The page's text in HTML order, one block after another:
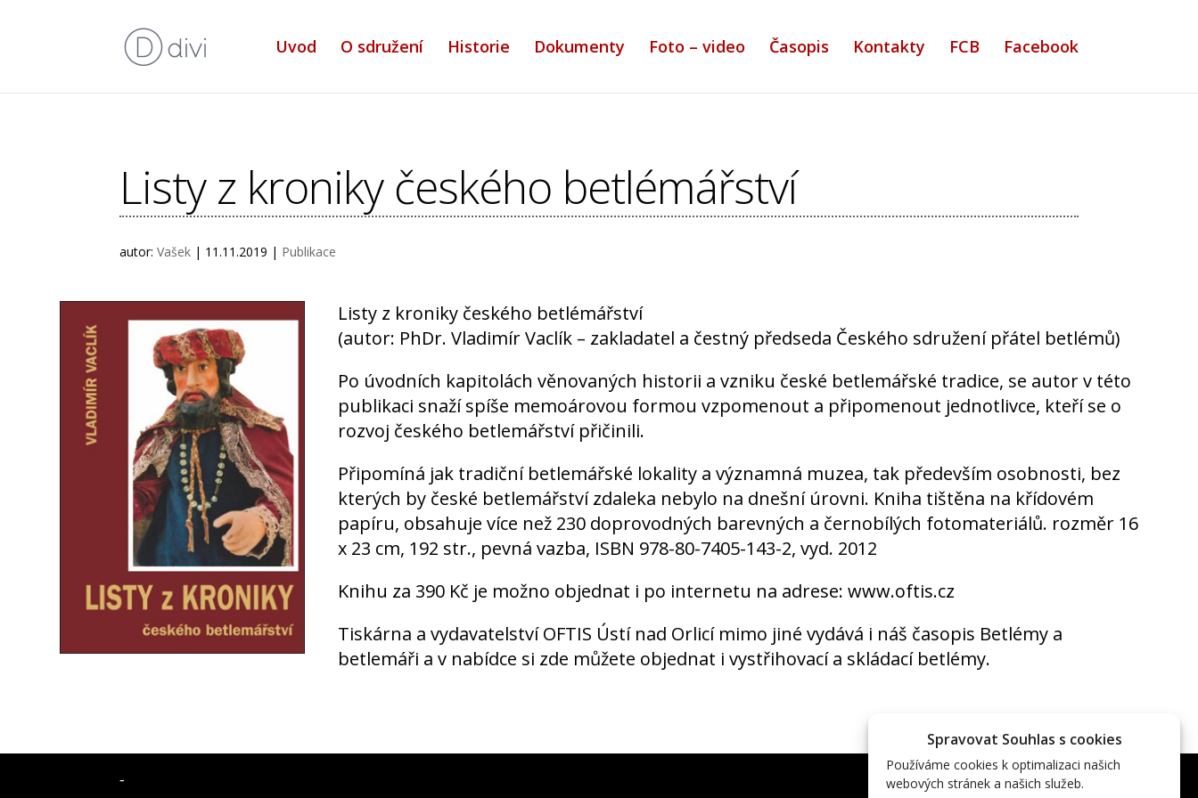
Spravovat Souhlas s cookies
Používáme cookies k optimalizaci našich
webových stránek a našich služeb.
Uvod O sdružení Historie Dokumenty Foto – video Časopis Kontakty FCB Facebook
Listy z kroniky českého betlémářství
autor:Vašek | 11.11.2019 | Publikace
Listy z kroniky českého betlémářství
(autor: PhDr. Vladimír Vaclík – zakladatel a čestný předseda Českého sdružení přátel betlémů)
Po úvodních kapitolách věnovaných historii a vzniku české betlemářské tradice, se autor v této
publikaci snaží spíše memoárovou formou vzpomenout a připomenout jednotlivce, kteří se o
rozvoj českého betlemářství přičinili.
Připomíná jak tradiční betlemářské lokality a významná muzea, tak především osobnosti, bez
kterých by české betlemářství zdaleka nebylo na dnešní úrovni. Kniha tištěna na křídovém
papíru, obsahuje více než 230 doprovodných barevných a černobílých fotomateriálů. rozměr 16
x 23 cm, 192 str., pevná vazba, ISBN 978-80-7405-143-2, vyd. 2012
Knihu za 390 Kč je možno objednat i po internetu na adrese: www.oftis.cz
Tiskárna a vydavatelství OFTIS Ústí nad Orlicí mimo jiné vydává i náš časopis Betlémy a
betlemáři a v nabídce si zde můžete objednat i vystřihovací a skládací betlémy.
-